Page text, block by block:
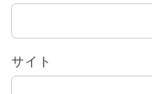
サイト